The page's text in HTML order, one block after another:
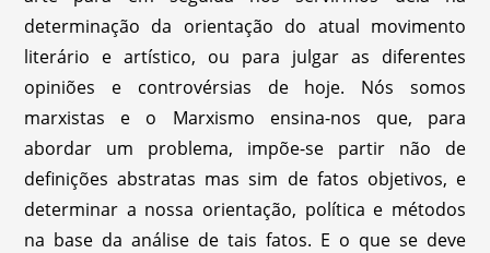
determinação da orientação do atual movimento
literário e artístico, ou para julgar as diferentes
opiniões e controvérsias de hoje. Nós somos
marxistas e o Marxismo ensina-nos que, para
abordar um problema, impõe-se partir não de
definições abstratas mas sim de fatos objetivos, e
determinar a nossa orientação, política e métodos
na base da análise de tais fatos. E o que se deve